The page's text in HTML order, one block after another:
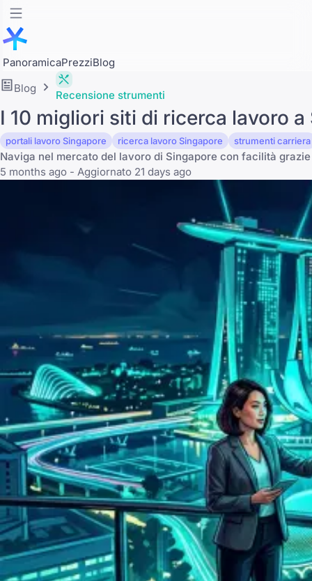
PanoramicaPrezziBlog
Blog
Recensione strumenti
I 10 migliori siti di ricerca lavoro
portali lavoro Singapore ricerca lavoro Singapore strumenti carriera
Naviga nel mercato del lavoro di Singapore con facilità
5 months ago - Aggiornato 21 days ago